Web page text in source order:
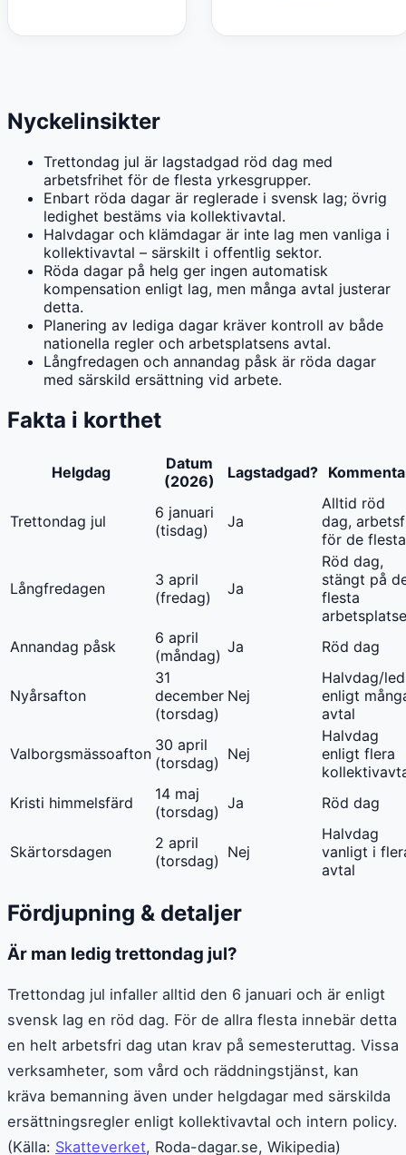
Nyckelinsikter
Trettondag jul är lagstadgad röd dag med
arbetsfrihet för de flesta yrkesgrupper.
Enbart röda dagar är reglerade i svensk lag; övrig
ledighet bestäms via kollektivavtal.
Halvdagar och klämdagar är inte lag men vanliga i
kollektivavtal – särskilt i offentlig sektor.
Röda dagar på helg ger ingen automatisk
kompensation enligt lag, men många avtal justerar
detta.
Planering av lediga dagar kräver kontroll av både
nationella regler och arbetsplatsens avtal.
Långfredagen och annandag påsk är röda dagar
med särskild ersättning vid arbete.
Fakta i korthet
Helgdag
Datum
(2026)
Lagstadgad?
Trettondag jul
6 januari
(tisdag)
Ja
Alltid röd
dag,
för de flesta
Långfredagen
3 april
(fredag)
Ja
Röd dag,
stängt på
flesta
Annandag påsk
6 april
(måndag) Ja Röd dag
Nyårsafton
31
december
(torsdag)
Nej
Halvdag/
enligt
avtal
Valborgsmässoafton 30 april
(torsdag) Nej
Halvdag
enligt flera
Kristi himmelsfärd
14 maj
(torsdag) Ja Röd dag
Skärtorsdagen
2 april
(torsdag) Nej
Halvdag
vanligt i
avtal
Fördjupning & detaljer
Är man ledig trettondag jul?
Trettondag jul infaller alltid den 6 januari och är enligt
svensk lag en röd dag. För de allra flesta innebär detta
en helt arbetsfri dag utan krav på semesteruttag. Vissa
verksamheter, som vård och räddningstjänst, kan
kräva bemanning även under helgdagar med särskilda
ersättningsregler enligt kollektivavtal och intern policy.
(Källa: Skatteverket, Roda-dagar.se, Wikipedia)